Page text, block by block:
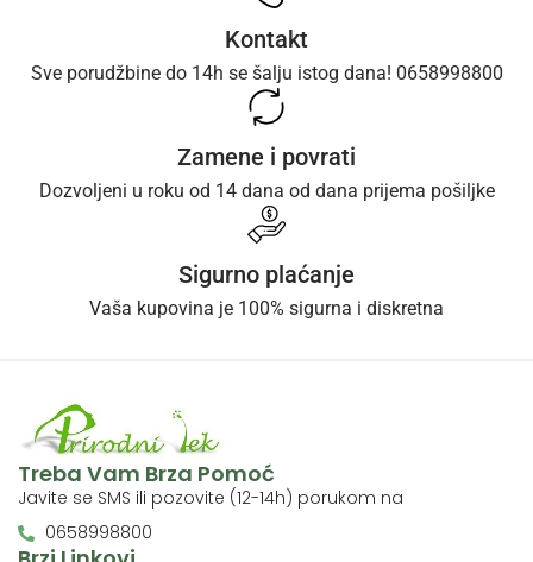
Kontakt
Sve porudžbine do 14h se šalju istog dana! 0658998800
Zamene i povrati
Dozvoljeni u roku od 14 dana od dana prijema pošiljke
Sigurno plaćanje
Vaša kupovina je 100% sigurna i diskretna
Treba Vam Brza Pomoć
Javite se SMS ili pozovite (12-14h) porukom na
0658998800